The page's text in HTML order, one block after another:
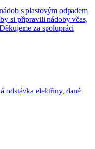
s plastovým odpadem
si připravili nádoby včas,
za spolupráci
odstávka elektřiny, dané